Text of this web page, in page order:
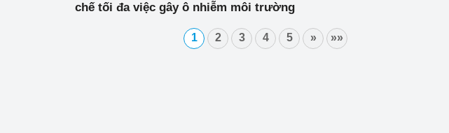
chế tối đa việc gây ô nhiễm môi trường
1 2 3 4 5 » »»